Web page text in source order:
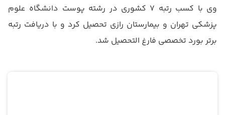
وي با كسب رتبه 7 كشوري در رشته پوست دانشگاه علوم
پزشكي تهران و بيمارستان رازي تحصيل كرد و با دريافت رتبه
برتر بورد تخصصي فارغ التحصيل شد.